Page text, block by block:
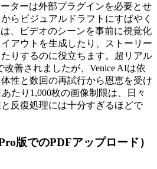
ターは外部プラグインを必要とせ
らビジュアルドラフトにすばやく
、ビデオのシーンを事前に視覚化
アウトを生成したり、ストーリー
りするのに役立ちます。超リアル
改善されましたが、Venice AIは依
性と数回の再試行から恩恵を受け
あたり1,000枚の画像制限は、日々
反復処理には十分すぎるほどで
版でのPDFアップロード）